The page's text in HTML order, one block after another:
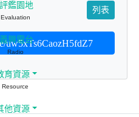
列表
uw5xTs6CaozH5fdZ7
評鑑園地
Evaluation
興電台
Radio
育資源
Resource
他資源